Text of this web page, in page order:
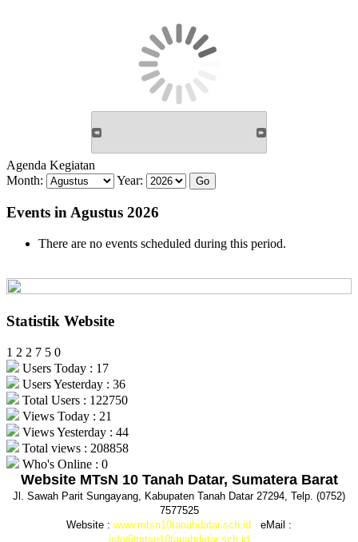
Agenda Kegiatan
Month:
Year:
Events in Agustus 2026
There are no events scheduled during this period.
Statistik Website
1 2 2 7 5 0
Users Today : 17
Users Yesterday : 36
Total Users : 122750
Views Today : 21
Views Yesterday : 44
Total views : 208858
Who's Online : 0
Website MTsN 10 Tanah Datar, Sumatera Barat
Jl. Sawah Parit Sungayang, Kabupaten Tanah Datar 27294, Telp. (0752)
7577525
Website : www.mtsn10tanahdatar.sch.id eMail :
info@mtsn10tanahdatar.sch.id